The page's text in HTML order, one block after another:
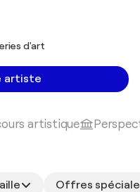
d'art
artiste
artistique
Offres